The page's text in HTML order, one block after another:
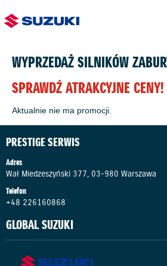
WYPRZEDAŻ SILNIKÓW
SPRAWDŹ ATRAKCYJNE CENY!
Aktualnie nie ma promocji.
PRESTIGE SERWIS
Adres
Wał Miedzeszyński 377, 03-980 Warszawa
Telefon
+48 226160868
GLOBAL SUZUKI